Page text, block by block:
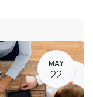
MAY
22